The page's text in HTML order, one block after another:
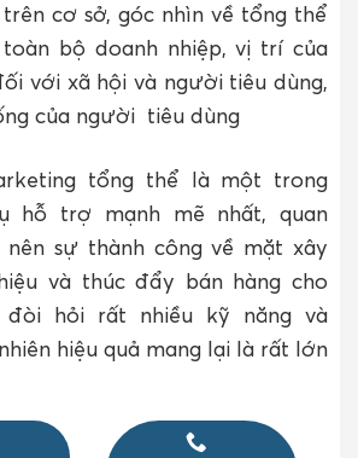
cơ sở, góc nhìn về tổng thể
bộ doanh nhiệp, vị trí của
với xã hội và người tiêu dùng,
của người tiêu dùng
tổng thể là một trong
hỗ trợ mạnh mẽ nhất, quan
sự thành công về mặt xây
và thúc đẩy bán hàng cho
đòi hỏi rất nhiều kỹ năng và
hiệu quả mang lại là rất lớn